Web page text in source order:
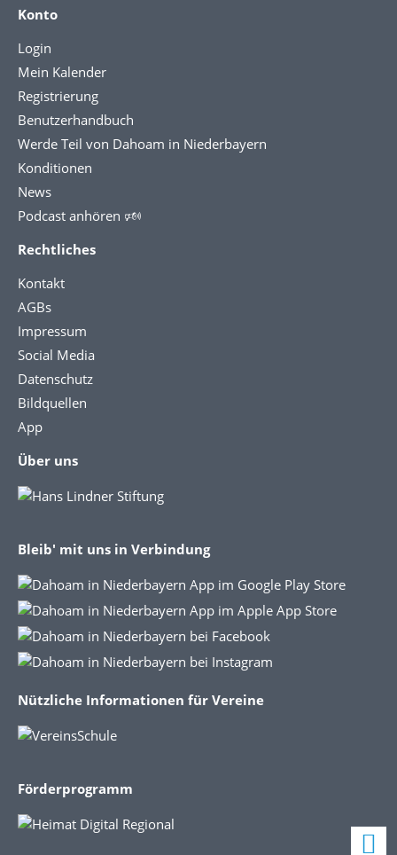
Konto
Login
Mein Kalender
Registrierung
Benutzerhandbuch
Werde Teil von Dahoam in Niederbayern
Konditionen
News
Podcast anhören 🕬
Rechtliches
Kontakt
AGBs
Impressum
Social Media
Datenschutz
Bildquellen
App
Über uns
Bleib' mit uns in Verbindung
Nützliche Informationen für Vereine
Förderprogramm